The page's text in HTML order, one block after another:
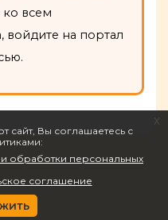
сайт, Вы соглашаетесь с
обработки персональных
соглашение
x
ко всем
войдите на портал